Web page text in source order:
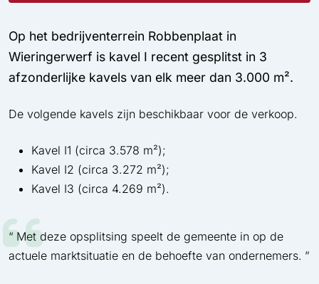
Op het bedrijventerrein Robbenplaat in
Wieringerwerf is kavel I recent gesplitst in 3
afzonderlijke kavels van elk meer dan 3.000 m².
De volgende kavels zijn beschikbaar voor de verkoop.
Kavel I1 (circa 3.578 m²);
Kavel I2 (circa 3.272 m²);
Kavel I3 (circa 4.269 m²).
Met deze opsplitsing speelt de gemeente in op de
actuele marktsituatie en de behoefte van ondernemers.